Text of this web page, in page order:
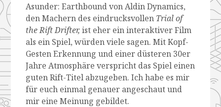
Asunder: Earthbound von Aldin Dynamics,
den Machern des eindrucksvollen Trial of
the Rift Drifter,ist eher ein interaktiver Film
als ein Spiel, würden viele sagen. Mit Kopf-
Gesten Erkennung und einer düsteren 30er
Jahre Atmosphäre verspricht das Spiel einen
guten Rift-Titel abzugeben. Ich habe es mir
für euch einmal genauer angeschaut und
mir eine Meinung gebildet.